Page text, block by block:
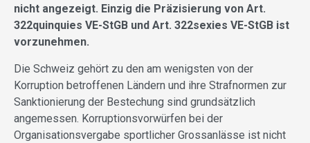
nicht angezeigt. Einzig die Präzisierung von Art.
322quinquies VE-StGB und Art. 322sexies VE-StGB ist
vorzunehmen.
Die Schweiz gehört zu den am wenigsten von der
Korruption betroffenen Ländern und ihre Strafnormen zur
Sanktionierung der Bestechung sind grundsätzlich
angemessen. Korruptionsvorwürfen bei der
Organisationsvergabe sportlicher Grossanlässe ist nicht